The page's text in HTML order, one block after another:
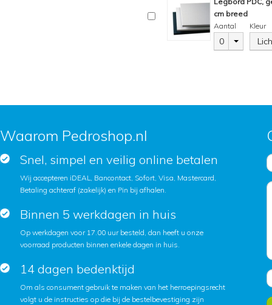
cm breed
Aantal
0
Kleur
Waarom Pedroshop.nl
Snel, simpel en veilig online betalen
Wij accepteren iDEAL, Bancontact, Sofort, Visa, Mastercard,
Betaling achteraf (zakelijk) en Pin bij afhalen.
Binnen 5 werkdagen in huis
Op werkdagen voor 17.00 uur besteld, dan heeft u onze
voorraad producten binnen enkele dagen in huis.
14 dagen bedenktijd
Om als consument gebruik te maken van het herroepingsrecht
volgt u de instructies op die bij de bestelbevestiging zijn